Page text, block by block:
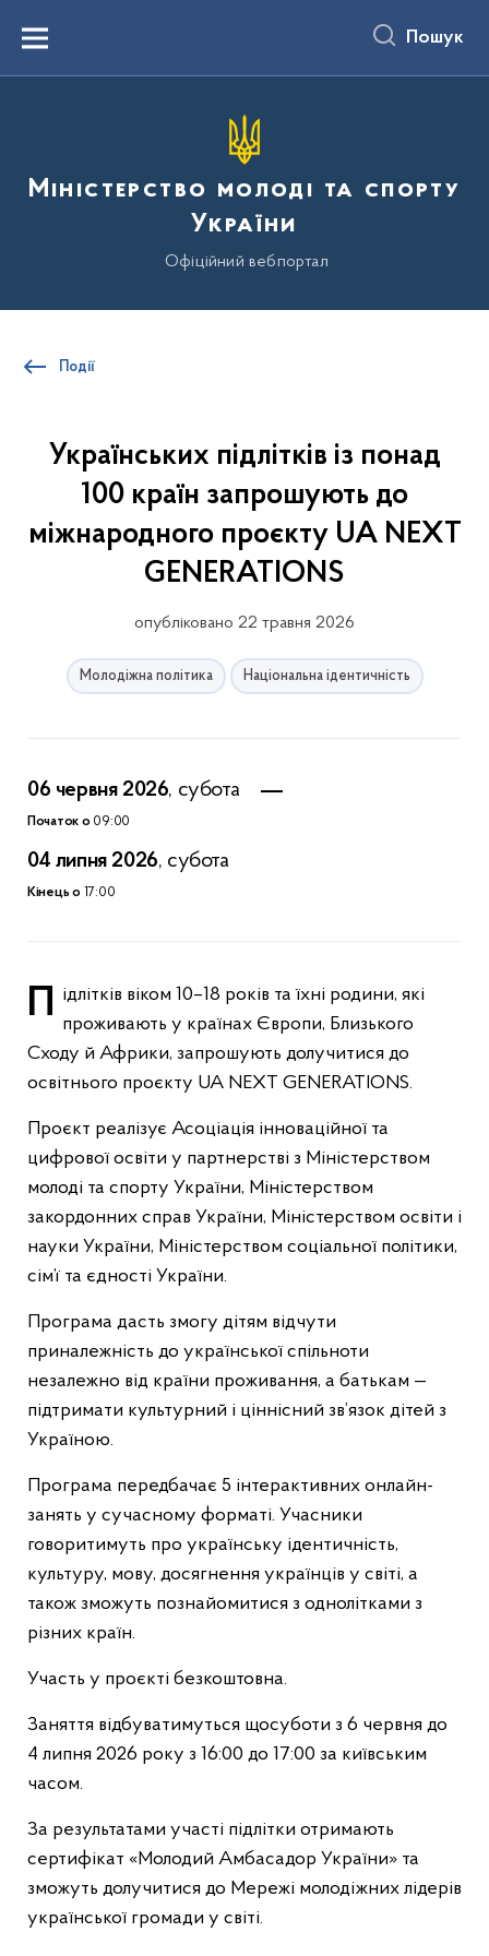
вмістуMenu Пошук
Міністерство молоді та спорту
України
Офіційний вебпортал
Події
Українських підлітків із понад
100 країн запрошують до
міжнародного проєкту UA NEXT
GENERATIONS
опубліковано 22 травня 2026
Молодіжна політика Національна ідентичність
06 червня 2026, субота
Початок о 09:00
04 липня 2026, субота
Кінець о 17:00
Підлітків віком 10–18 років та їхні родини, які проживають у країнах Європи, Близького
Сходу й Африки, запрошують долучитися до
освітнього проєкту UA NEXT GENERATIONS.
Проєкт реалізує Асоціація інноваційної та
цифрової освіти у партнерстві з Міністерством
молоді та спорту України, Міністерством
закордонних справ України, Міністерством освіти і
науки України, Міністерством соціальної політики,
сім’ї та єдності України.
Програма дасть змогу дітям відчути
приналежність до української спільноти
незалежно від країни проживання, а батькам —
підтримати культурний і ціннісний зв’язок дітей з
Україною.
Програма передбачає 5 інтерактивних онлайн-
занять у сучасному форматі. Учасники
говоритимуть про українську ідентичність,
культуру, мову, досягнення українців у світі, а
також зможуть познайомитися з однолітками з
різних країн.
Участь у проєкті безкоштовна.
Заняття відбуватимуться щосуботи з 6 червня до
4 липня 2026 року з 16:00 до 17:00 за київським
часом.
За результатами участі підлітки отримають
сертифікат «Молодий Амбасадор України» та
зможуть долучитися до Мережі молодіжних лідерів
української громади у світі.